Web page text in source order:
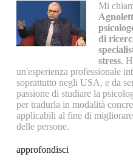
Mi
di
stress.
un'esperienza professionale
soprattutto negli USA, e da
passione di studiare la
per tradurla in modalità
applicabili al fine di
delle persone.
approfondisci